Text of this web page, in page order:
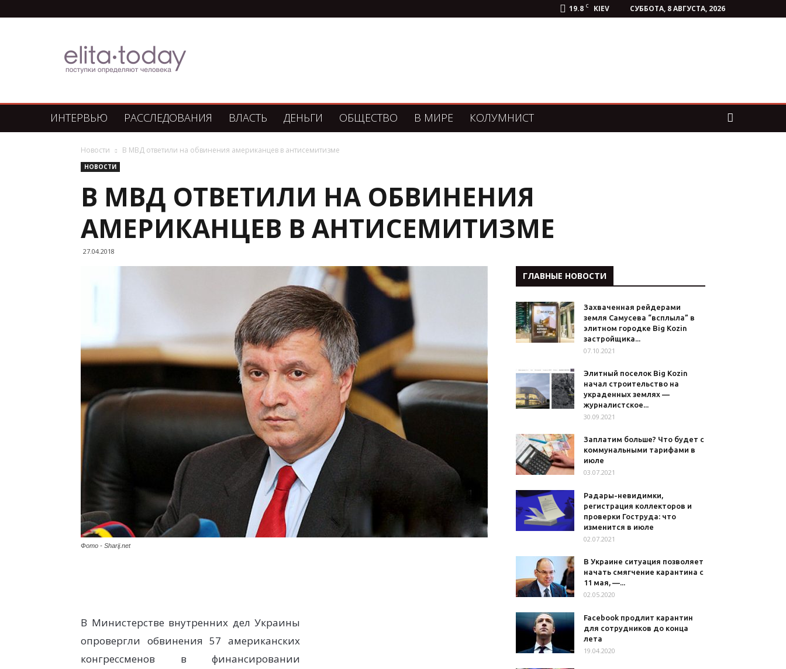
19.8 C KIEV СУББОТА, 8 АВГУСТА, 2026
Сегодня
ИНТЕРВЬЮ РАССЛЕДОВАНИЯ ВЛАСТЬ ДЕНЬГИ ОБЩЕСТВО В МИРЕ КОЛУМНИСТ
Новости В МВД ответили на обвинения американцев в антисемитизме
НОВОСТИ
В МВД ОТВЕТИЛИ НА ОБВИНЕНИЯ
АМЕРИКАНЦЕВ В АНТИСЕМИТИЗМЕ
27.04.2018
Фото - Sharij.net
В Министерстве внутренних дел Украины
опровергли обвинения 57 американских
конгрессменов в финансировании
ГЛАВНЫЕ НОВОСТИ
Захваченная рейдерами
земля Самусева “всплыла” в
элитном городке Big Kozin
застройщика...
07.10.2021
Элитный поселок Big Kozin
начал строительство на
украденных землях —
журналистское...
30.09.2021
Заплатим больше? Что будет с
коммунальными тарифами в
июле
03.07.2021
Радары-невидимки,
регистрация коллекторов и
проверки Гоструда: что
изменится в июле
02.07.2021
В Украине ситуация позволяет
начать смягчение карантина с
11 мая, —...
02.05.2020
Facebook продлит карантин
для сотрудников до конца
лета
19.04.2020